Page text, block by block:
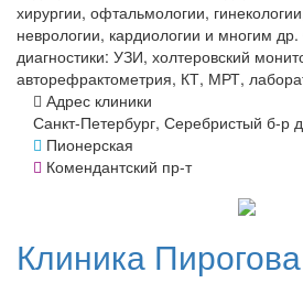
хирургии, офтальмологии,
неврологии, кардиологии и многим
диагностики: УЗИ, холтеровский
авторефрактометрия, КТ, МРТ,
Адрес клиники
Санкт-Петербург, Серебристый б-р
Пионерская
Комендантский пр-т
Клиника Пирогова